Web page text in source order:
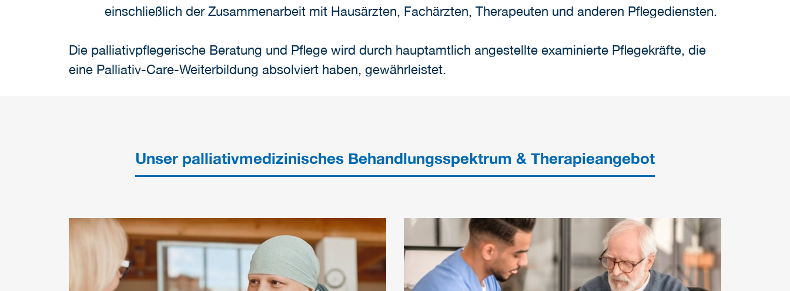
einschließlich der Zusammenarbeit mit Hausärzten, Fachärzten, Therapeuten und anderen Pflegediensten.
Die palliativpflegerische Beratung und Pflege wird durch hauptamtlich angestellte examinierte Pflegekräfte, die
eine Palliativ-Care-Weiterbildung absolviert haben, gewährleistet.
Unser palliativmedizinisches Behandlungsspektrum & Therapieangebot